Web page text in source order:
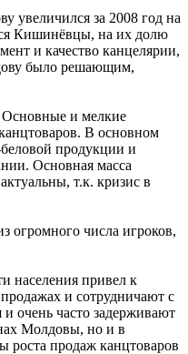
увеличился за 2008 год на
Кишинёвцы, на их долю
и качество канцелярии,
было решающим,
Основные и мелкие
В основном
продукции и
Основная масса
т.к. кризис в
огромного числа игроков,
населения привел к
и сотрудничают с
очень часто задерживают
Молдовы, но и в
роста продаж канцтоваров